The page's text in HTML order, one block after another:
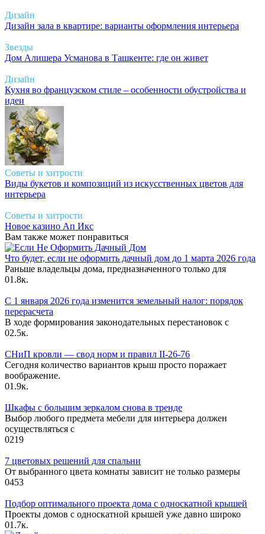
Дизайн
Дизайн зала в квартире: варианты оформления интерьера
Звезды
Дом Алишера Усманова в Ташкенте: где он живет
Дизайн
Кухня во французском стиле – особенности обустройства и
идеи
Советы и хитрости
Виды букетов и композиций из искусственных цветов для
интерьера
Советы и хитрости
Новое казино Ап Икс
Вам также может понравиться
Что будет, если не оформить дачный дом до 1 марта 2026 года
Раньше владельцы дома, предназначенного только для
01.8к.
С 1 января 2026 года изменится земельный налог: порядок
перерасчета
В ходе формирования законодательных перестановок с
02.5к.
СНиП кровли — свод норм и правил II-26-76
Сегодня количество вариантов крыш просто поражает
воображение.
01.9к.
Шкафы с большим зеркалом снова в тренде
Выбор любого предмета мебели для интерьера должен
осуществляться с
0219
7 цветовых решений для спальни
От выбранного цвета комнаты зависит не только размеры
0453
Подбор оптимального проекта дома с односкатной крышей
Проекты домов с односкатной крышей уже давно широко
01.7к.